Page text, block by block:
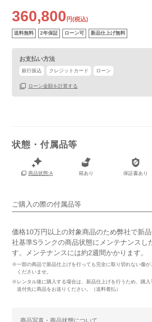
360,800 円(税込)
送料無料 2年保証 ローン可 新品仕上げ無料
お支払い方法
銀行振込 クレジットカード ローン
ローン金額を計算する
状態・付属品等
商品状態:A 箱あり 保証書あり
ご購入の際の付属品等
箱
価格10万円以上の対象商品のため弊社で新
社基準Sランクの商品状態にメンテナンスし
す。メンテナンスには約2週間かかります。
※一部の商品で新品仕上げを行っても完全に取り切れない傷
くださいませ。
※レンタル後に購入する場合は、新品仕上げを行うため、購入
送付先に商品をお送りください。（送料着払）